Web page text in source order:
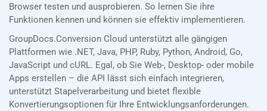
Browser testen und ausprobieren. So lernen Sie ihre
Funktionen kennen und können sie effektiv implementieren.
GroupDocs.Conversion Cloud unterstützt alle gängigen
Plattformen wie .NET, Java, PHP, Ruby, Python, Android, Go,
JavaScript und cURL. Egal, ob Sie Web-, Desktop- oder mobile
Apps erstellen – die API lässt sich einfach integrieren,
unterstützt Stapelverarbeitung und bietet flexible
Konvertierungsoptionen für Ihre Entwicklungsanforderungen.